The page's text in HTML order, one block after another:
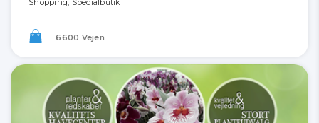
Shopping, Specialbutik
6600 Vejen